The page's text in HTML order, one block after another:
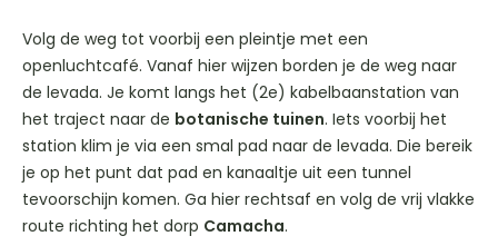
Volg de weg tot voorbij een pleintje met een
openluchtcafé. Vanaf hier wijzen borden je de weg naar
de levada. Je komt langs het (2e) kabelbaanstation van
het traject naar de botanische tuinen. Iets voorbij het
station klim je via een smal pad naar de levada. Die bereik
je op het punt dat pad en kanaaltje uit een tunnel
tevoorschijn komen. Ga hier rechtsaf en volg de vrij vlakke
route richting het dorp Camacha.